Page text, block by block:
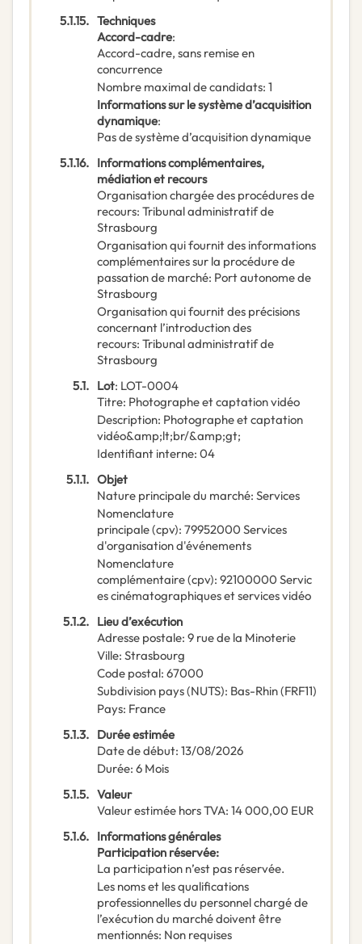
5.1.15. Techniques
Accord-cadre:
Accord-cadre, sans remise en
concurrence
Nombre maximal de candidats: 1
Informations sur le système d’acquisition
dynamique:
Pas de système d’acquisition dynamique
5.1.16. Informations complémentaires,
médiation et recours
Organisation chargée des procédures de
recours: Tribunal administratif de
Strasbourg
Organisation qui fournit des informations
complémentaires sur la procédure de
passation de marché: Port autonome de
Strasbourg
Organisation qui fournit des précisions
concernant l’introduction des
recours: Tribunal administratif de
Strasbourg
5.1. Lot: LOT-0004
Titre: Photographe et captation vidéo
Description: Photographe et captation
vidéo&amp;lt;br/&amp;gt;
Identifiant interne: 04
5.1.1. Objet
Nature principale du marché: Services
Nomenclature
principale(cpv): 79952000 Services
d'organisation d'événements
Nomenclature
complémentaire(cpv): 92100000 Servic
es cinématographiques et services vidéo
5.1.2. Lieu d’exécution
Adresse postale: 9 rue de la Minoterie
Ville: Strasbourg
Code postal: 67000
Subdivision pays (NUTS): Bas-Rhin(FRF11)
Pays: France
5.1.3. Durée estimée
Date de début: 13/08/2026
Durée: 6 Mois
5.1.5. Valeur
Valeur estimée hors TVA: 14 000,00 EUR
5.1.6. Informations générales
Participation réservée:
La participation n’est pas réservée.
Les noms et les qualifications
professionnelles du personnel chargé de
l’exécution du marché doivent être
mentionnés: Non requises